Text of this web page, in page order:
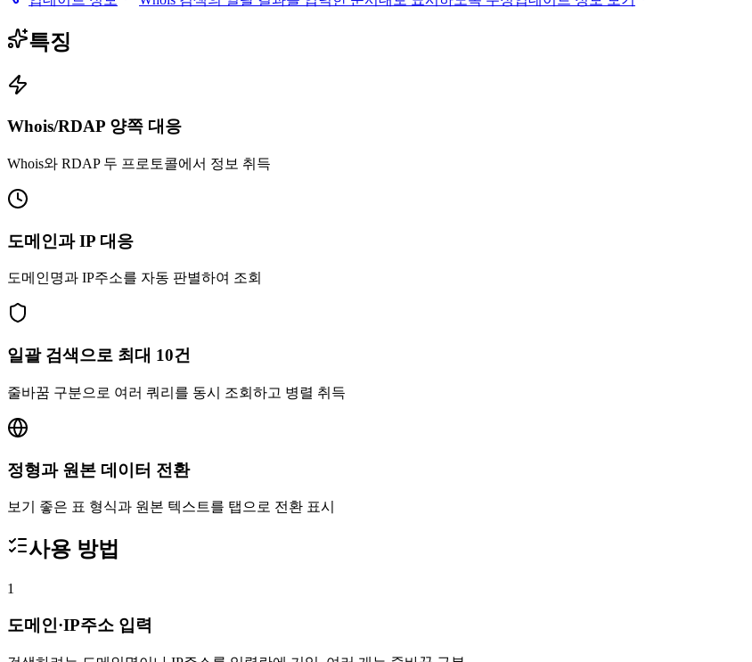
특징
Whois/RDAP 양쪽 대응
Whois와 RDAP 두 프로토콜에서 정보 취득
도메인과 IP 대응
도메인명과 IP주소를 자동 판별하여 조회
일괄 검색으로 최대 10건
줄바꿈 구분으로 여러 쿼리를 동시 조회하고 병렬 취득
정형과 원본 데이터 전환
보기 좋은 표 형식과 원본 텍스트를 탭으로 전환 표시
사용 방법
1
도메인·IP주소 입력